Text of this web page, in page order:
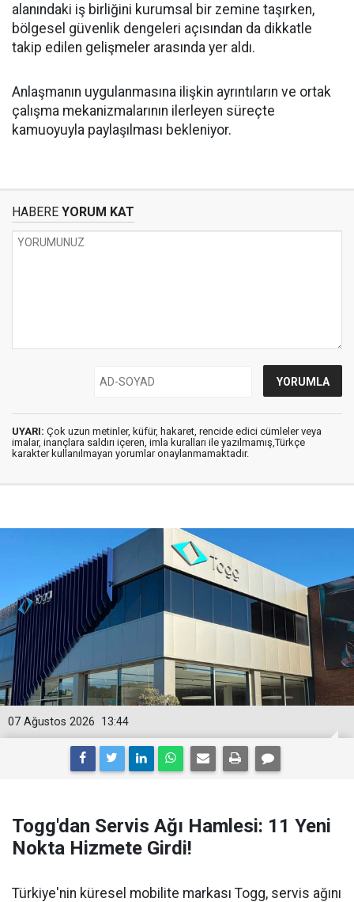
alanındaki iş birliğini kurumsal bir zemine taşırken,
bölgesel güvenlik dengeleri açısından da dikkatle
takip edilen gelişmeler arasında yer aldı.
Anlaşmanın uygulanmasına ilişkin ayrıntıların ve ortak
çalışma mekanizmalarının ilerleyen süreçte
kamuoyuyla paylaşılması bekleniyor.
HABERE YORUM KAT
UYARI: Çok uzun metinler, küfür, hakaret, rencide edici cümleler veya
imalar, inançlara saldırı içeren, imla kuralları ile yazılmamış,Türkçe
karakter kullanılmayan yorumlar onaylanmamaktadır.
13:44
07 Ağustos 2026
Togg'dan Servis Ağı Hamlesi: 11 Yeni
Nokta Hizmete Girdi!
Türkiye'nin küresel mobilite markası Togg, servis ağını